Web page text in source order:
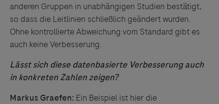
anderen Gruppen in unabhängigen Studien bestätigt,
so dass die Leitlinien schließlich geändert wurden.
Ohne kontrollierte Abweichung vom Standard gibt es
auch keine Verbesserung.
Lässt sich diese datenbasierte Verbesserung auch
in konkreten Zahlen zeigen?
Markus Graefen: Ein Beispiel ist hier die